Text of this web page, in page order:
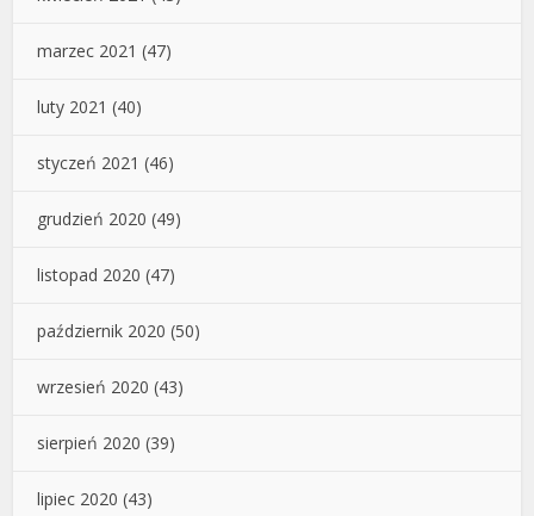
marzec 2021 (47)
luty 2021 (40)
styczeń 2021 (46)
grudzień 2020 (49)
listopad 2020 (47)
październik 2020 (50)
wrzesień 2020 (43)
sierpień 2020 (39)
lipiec 2020 (43)